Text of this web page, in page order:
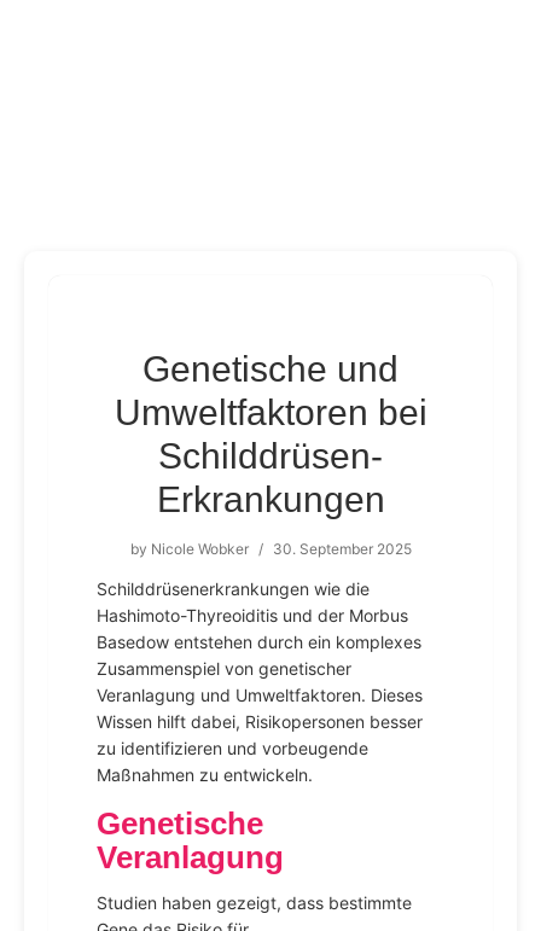
Genetische und
Umweltfaktoren bei
Schilddrüsen-
Erkrankungen
by Nicole Wobker / 30. September 2025
Schilddrüsenerkrankungen wie die
Hashimoto-Thyreoiditis und der Morbus
Basedow entstehen durch ein komplexes
Zusammenspiel von genetischer
Veranlagung und Umweltfaktoren. Dieses
Wissen hilft dabei, Risikopersonen besser
zu identifizieren und vorbeugende
Maßnahmen zu entwickeln.
Genetische
Veranlagung
Studien haben gezeigt, dass bestimmte